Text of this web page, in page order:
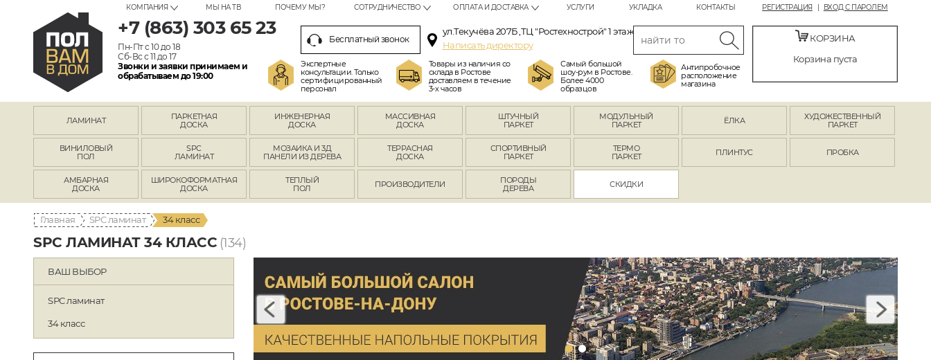
РЕГИСТРАЦИЯ ВХОД С ПАРОЛЕМ
КОМПАНИЯ МЫ НА ТВ ПОЧЕМУ МЫ? СОТРУДНИЧЕСТВО ОПЛАТА И ДОСТАВКА УСЛУГИ УКЛАДКА КОНТАКТЫ
+7 (863) 303 65 23
Пн-Пт с 10 до 18
Сб-Вс с 11 до 17
Звонки и заявки принимаем и
обрабатываем до 19:00
Бесплатный звонок
ул.Текучёва 207Б ,ТЦ "Ростехнострой" 1 этаж
Написать директору
Экспертные
консультации. Только
сертифицированный
персонал
Товары из наличия со
склада в Ростове
доставляем в течение
3-х часов
Самый большой
шоу-рум в Ростове.
Более 4000
образцов
Антипробочное
расположение
магазина
КОРЗИНА
Корзина пуста
ЛАМИНАТ
ПАРКЕТНАЯ
ДОСКА
ИНЖЕНЕРНАЯ
ДОСКА
МАССИВНАЯ
ДОСКА
ШТУЧНЫЙ
ПАРКЕТ
МОДУЛЬНЫЙ
ПАРКЕТ
ЁЛКА
ХУДОЖЕСТВЕННЫЙ
ПАРКЕТ
ВИНИЛОВЫЙ
ПОЛ
SPC
ЛАМИНАТ
МОЗАИКА И 3Д
ПАНЕЛИ ИЗ ДЕРЕВА
ТЕРРАСНАЯ
ДОСКА
СПОРТИВНЫЙ
ПАРКЕТ
ТЕРМО
ПАРКЕТ
ПЛИНТУС ПРОБКА
АМБАРНАЯ
ДОСКА
ШИРОКОФОРМАТНАЯ
ДОСКА
ТЕПЛЫЙ
ПОЛ
ПРОИЗВОДИТЕЛИ
ПОРОДЫ
ДЕРЕВА
СКИДКИ
Главная SPC ламинат 34 класс
SPC ЛАМИНАТ 34 КЛАСС (134)
ВАШ ВЫБОР
SPC ламинат
34 класс